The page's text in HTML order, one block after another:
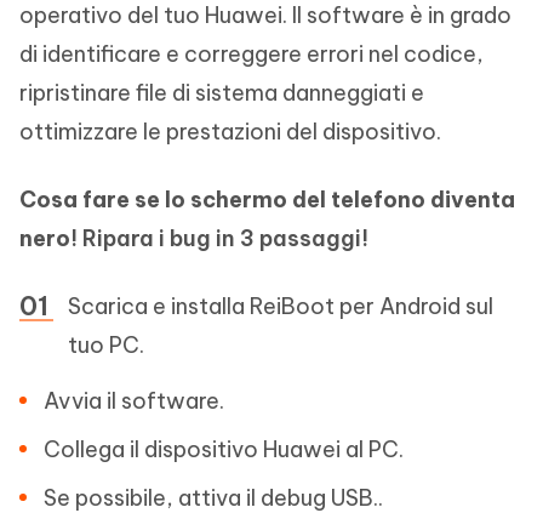
operativo del tuo Huawei. Il software è in grado
di identificare e correggere errori nel codice,
ripristinare file di sistema danneggiati e
ottimizzare le prestazioni del dispositivo.
Cosa fare se lo schermo del telefono diventa
nero! Ripara i bug in 3 passaggi!
Scarica e installa ReiBoot per Android sul
tuo PC.
Avvia il software.
Collega il dispositivo Huawei al PC.
Se possibile, attiva il debug USB..